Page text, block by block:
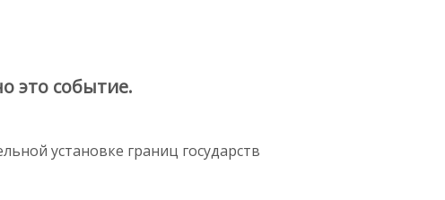
это событие.
установке границ государств